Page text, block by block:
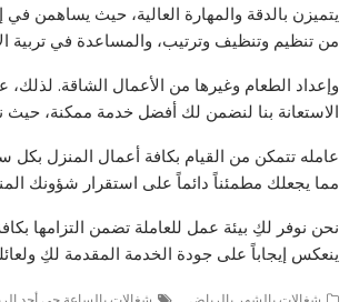
يتميزن بالدقة والمهارة العالية، حيث يساهمن في
من تنظيم وتنظيف وترتيب، والمساعدة في تربية
وإعداد الطعام وغيرها من الأعمال الشاقة. لذلك،
الاستعانة بنا لنضمن لك أفضل خدمة ممكنة، حيث
عامله تتمكن من القيام بكافة أعمال المنزل بكل
مما يجعلك مطمئناً دائماً على استقرار شؤونك
نحن نوفر لكِ بيئة عمل للعاملة تضمن التزامها
ينعكس إيجاباً على جودة الخدمة المقدمة لكِ